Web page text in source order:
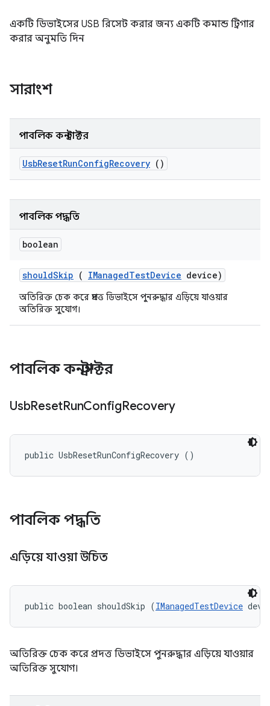
একটি ডিভাইসের USB রিসেট করার জন্য একটি কমান্ড ট্রিগার
করার অনুমতি দিন
সারাংশ
পাবলিক কনস্ট্রাক্টর
UsbResetRunConfigRecovery ()
পাবলিক পদ্ধতি
boolean
shouldSkip ( IManagedTestDevice device)
অতিরিক্ত চেক করে প্রদত্ত ডিভাইসে পুনরুদ্ধার এড়িয়ে যাওয়ার
অতিরিক্ত সুযোগ।
পাবলিক কনস্ট্রাক্টর
UsbResetRunConfigRecovery
public UsbResetRunConfigRecovery ()
পাবলিক পদ্ধতি
এড়িয়ে যাওয়া উচিত
public boolean shouldSkip (IManagedTestDevice
অতিরিক্ত চেক করে প্রদত্ত ডিভাইসে পুনরুদ্ধার এড়িয়ে যাওয়ার
অতিরিক্ত সুযোগ।